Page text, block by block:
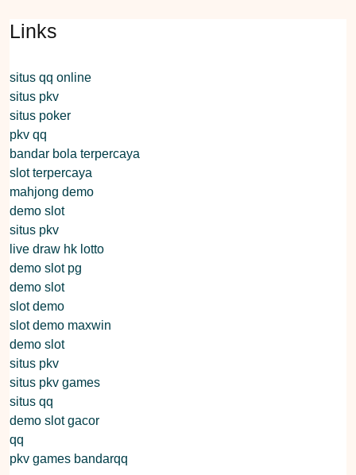
Links
situs qq online
situs pkv
situs poker
pkv qq
bandar bola terpercaya
slot terpercaya
mahjong demo
demo slot
situs pkv
live draw hk lotto
demo slot pg
demo slot
slot demo
slot demo maxwin
demo slot
situs pkv
situs pkv games
situs qq
demo slot gacor
qq
pkv games bandarqq